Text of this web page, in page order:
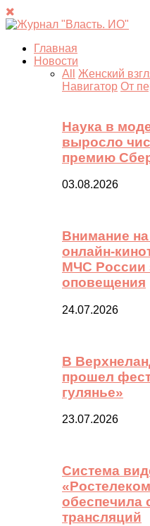
Главная
Новости
All
Женский
Навигатор От
Наука в
выросло
премию
03.08.2026
Внимание
онлайн-
МЧС России
оповещения
24.07.2026
В
прошел
гулянье»
23.07.2026
Система
обеспечила
трансляций